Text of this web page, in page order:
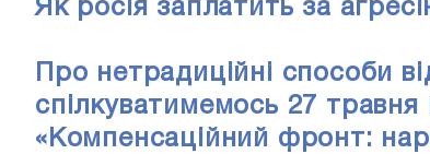
Як росія заплатить за
Про нетрадиційні способи
спілкуватимемось 27 травня
«Компенсаційний фронт: